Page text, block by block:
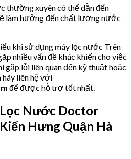
thường xuyên có thể dẫn đến
làm hưởng đến chất lượng nước
khi sử dụng máy lọc nước Trên
nhiều vấn đề khác khiến cho việc
gặp lỗi liên quan đến kỹ thuật hoặc
liên hệ với
để được hỗ trợ tốt nhất.
Nước Doctor
Hưng Quận Hà